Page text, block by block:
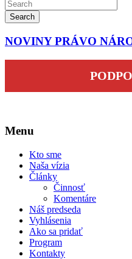
Search
NOVINY PRÁVO
Menu
Kto sme
Naša vízia
Články
Činnosť
Komentáre
Náš predseda
Vyhlásenia
Ako sa pridať
Program
Kontakty